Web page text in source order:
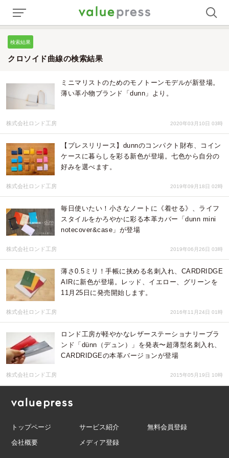
検索結果
クロソイド曲線の検索結果
ミニマリストのためのモノトーンモデルが新登場。
薄い革小物ブランド「dunn」より。
株式会社ロンド工房 2020年03月10日 03時
【プレスリリース】dunnのコンパクト財布、コイン
ケースに暮らしを彩る新色が登場。七色から自分の
好みを選べます。
株式会社ロンド工房 2019年09月18日 02時
毎日使いたい！小さなノートに《着せる》、ライフ
スタイルをかろやかに彩る本革カバー「dunn mini
notecover&case」が登場
株式会社ロンド工房 2019年06月26日 03時
薄さ0.5ミリ！手帳に挟める名刺入れ、CARDRIDGE
AIRに新色が登場。レッド、イエロー、グリーンを
11月25日に発売開始します。
株式会社ロンド工房 2016年11月24日 01時
ロンド工房が軽やかなレザーステーショナリーブラ
ンド「dünn（デュン）」を発表〜超薄型名刺入れ、
CARDRIDGEの本革バージョンが登場
株式会社ロンド工房 2015年05月19日 10時
トップページ サービス紹介
無料会員登録
会社概要
メディア登録